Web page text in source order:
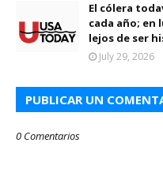
El cólera
cada año; en
lejos de ser
July 29, 2026
PUBLICAR UN
0 Comentarios